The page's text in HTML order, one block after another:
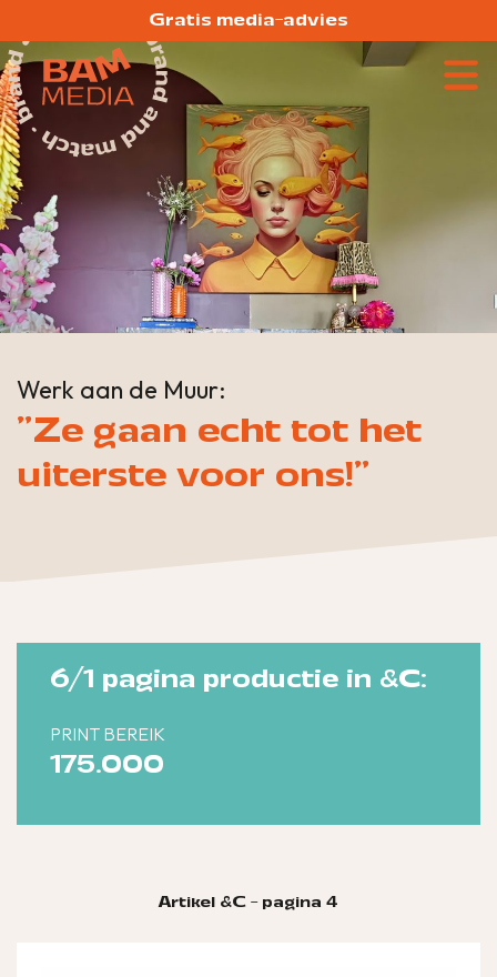
Gratis media-advies
Werk aan de Muur:
"Ze gaan echt tot het
uiterste voor ons!"
6/1 pagina productie in &C:
PRINT BEREIK
175.000
Artikel &C - pagina 4